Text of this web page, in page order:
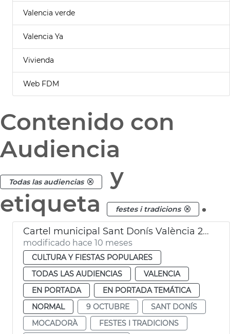
Valencia verde
Valencia Ya
Vivienda
Web FDM
Contenido con
Audiencia
Todas las audiencias
y
etiqueta
festes i tradicions .
Cartel municipal Sant Donís València 2025
modificado hace 10 meses
CULTURA Y FIESTAS POPULARES
TODAS LAS AUDIENCIAS
VALENCIA
EN PORTADA
EN PORTADA TEMÁTICA
NORMAL
9 OCTUBRE
SANT DONÍS
MOCADORÀ
FESTES I TRADICIONS